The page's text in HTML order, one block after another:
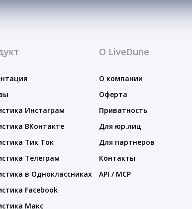
Инстаграм
ВКонтакте
Тик Ток
Телеграм
в Одноклассниках
Facebook
Макс
О LiveDune
О компании
Оферта
Приватность
Для юр.лиц
Для партнеров
Контакты
API / MCP